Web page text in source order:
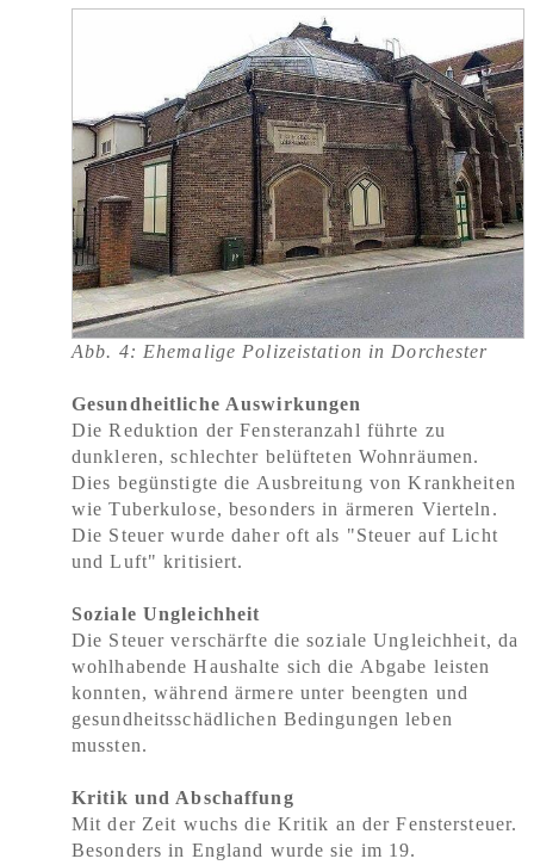
Abb. 4: Ehemalige Polizeistation in Dorchester
Gesundheitliche Auswirkungen
Die Reduktion der Fensteranzahl führte zu
dunkleren, schlechter belüfteten Wohnräumen.
Dies begünstigte die Ausbreitung von Krankheiten
wie Tuberkulose, besonders in ärmeren Vierteln.
Die Steuer wurde daher oft als "Steuer auf Licht
und Luft" kritisiert.
Soziale Ungleichheit
Die Steuer verschärfte die soziale Ungleichheit, da
wohlhabende Haushalte sich die Abgabe leisten
konnten, während ärmere unter beengten und
gesundheitsschädlichen Bedingungen leben
mussten.
Kritik und Abschaffung
Mit der Zeit wuchs die Kritik an der Fenstersteuer.
Besonders in England wurde sie im 19.